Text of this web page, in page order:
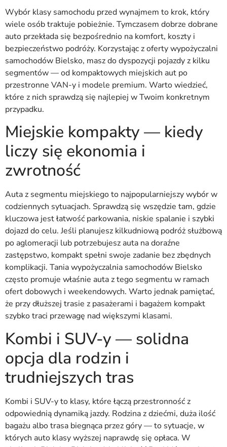
Wybór klasy samochodu przed wynajmem to krok, który
wiele osób traktuje pobieżnie. Tymczasem dobrze dobrane
auto przekłada się bezpośrednio na komfort, koszty i
bezpieczeństwo podróży. Korzystając z oferty wypożyczalni
samochodów Bielsko, masz do dyspozycji pojazdy z kilku
segmentów — od kompaktowych miejskich aut po
przestronne VAN-y i modele premium. Warto wiedzieć,
które z nich sprawdzą się najlepiej w Twoim konkretnym
przypadku.
Miejskie kompakty — kiedy
liczy się ekonomia i
zwrotność
Auta z segmentu miejskiego to najpopularniejszy wybór w
codziennych sytuacjach. Sprawdzą się wszędzie tam, gdzie
kluczowa jest łatwość parkowania, niskie spalanie i szybki
dojazd do celu. Jeśli planujesz kilkudniową podróż służbową
po aglomeracji lub potrzebujesz auta na doraźne
zastępstwo, kompakt spełni swoje zadanie bez zbędnych
komplikacji. Tania wypożyczalnia samochodów Bielsko
często promuje właśnie auta z tego segmentu w ramach
ofert dobowych i weekendowych. Warto jednak pamiętać,
że przy dłuższej trasie z pasażerami i bagażem kompakt
szybko traci przewagę nad większymi klasami.
Kombi i SUV-y — solidna
opcja dla rodzin i
trudniejszych tras
Kombi i SUV-y to klasy, które łączą przestronność z
odpowiednią dynamiką jazdy. Rodzina z dziećmi, duża ilość
bagażu albo trasa biegnąca przez góry — to sytuacje, w
których auto klasy wyższej naprawdę się opłaca. W